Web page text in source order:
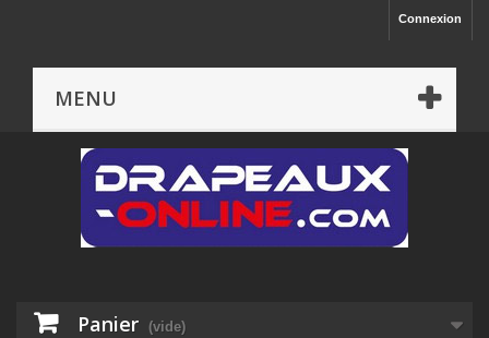
Connexion
MENU
Panier (vide)